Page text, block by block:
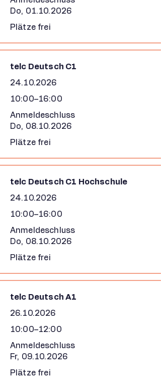
Do, 01.10.2026
Plätze frei
telc Deutsch C1
24.10.2026
10:00–16:00
Anmeldeschluss
Do, 08.10.2026
Plätze frei
telc Deutsch C1 Hochschule
24.10.2026
10:00–16:00
Anmeldeschluss
Do, 08.10.2026
Plätze frei
telc Deutsch A1
26.10.2026
10:00–12:00
Anmeldeschluss
Fr, 09.10.2026
Plätze frei